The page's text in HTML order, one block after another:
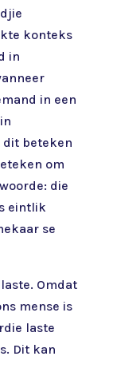
konteks
in
in een
dit beteken
om
die
eintlik
se
Omdat
mense is
laste
Dit kan